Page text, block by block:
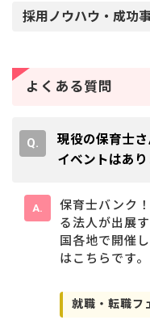
採用ノウハウ・成功
よくある質問
現役の保育士
イベントはあり
保育士バンク
る法人が出展
国各地で開催
はこちらです。
就職・転職フ